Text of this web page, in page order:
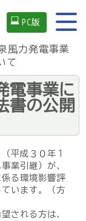
PC版
風力発電事業
て
電事業に
書の公開
平成３０年１
業引継）が、
る環境影響評
います。（方
される方は、